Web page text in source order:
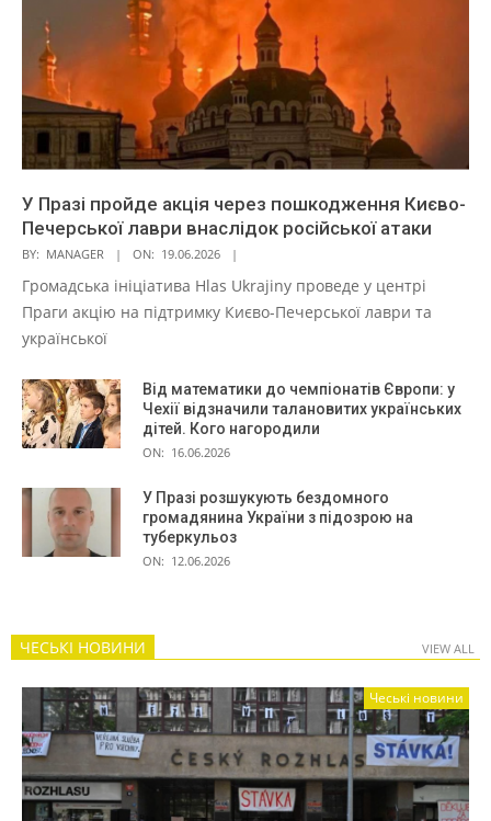
У Празі пройде акція через пошкодження Києво-
Печерської лаври внаслідок російської атаки
BY: MANAGER ON: 19.06.2026
Громадська ініціатива Hlas Ukrajiny проведе у центрі
Праги акцію на підтримку Києво-Печерської лаври та
української
Від математики до чемпіонатів Європи: у
Чехії відзначили талановитих українських
дітей. Кого нагородили
ON: 16.06.2026
У Празі розшукують бездомного
громадянина України з підозрою на
туберкульоз
ON: 12.06.2026
ЧЕСЬКІ НОВИНИ VIEW ALL
Чеські новини